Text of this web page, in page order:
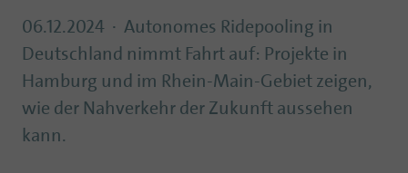
06.12.2024
Autonomes Ridepooling in
Deutschland nimmt Fahrt auf: Projekte in
Hamburg und im Rhein-Main-Gebiet zeigen,
wie der Nahverkehr der Zukunft aussehen
kann.